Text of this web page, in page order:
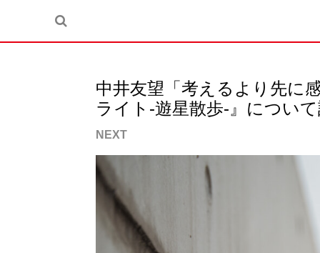
中井友望「考えるより先に
ライト-遊星散歩-』につい
NEXT